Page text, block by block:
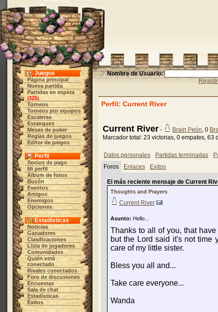
Juegos
Página principal
Nueva partida
Partidas en espera
(325)
Torneos
Torneos por equipos
Escaleras
Estanques
Mesas de poker
Reglas de juegos
Editor de juegos
Perfil
Socios de pago
Mi perfil
Álbum de fotos
Buzón
Eventos
Amigos
Enemigos
Opciones
Estadísticas
Noticias
Ganadores
Clasificaciones
Lista de jugadores
Comunidades
Quién está
conectado
Rivales conectados
Foro de discusiones
Encuestas
Sala de chat
Estadísticas
Éxitos
Nombre de Usuario:
Perfil: Current River
Current River - Brain Peón, 0
Marcador total: 23 victorias, 0 empates, 63
Datos personales Partidas terminadas
Foros
Enlaces Exitos
El más reciente mensaje de Current
Thoughts and Prayers
Current River
Asunto: Hello...
Thanks to all of you, that
but the Lord said it's not time
care of my little sister.
Bless you all and...
Take care everyone...
Wanda